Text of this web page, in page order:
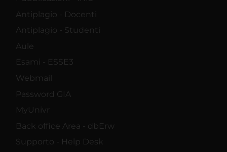
Antiplagio - Docenti
Antiplagio - Studenti
Aule
Esami - ESSE3
Webmail
Password GIA
MyUnivr
Back office Area - dbErw
Supporto - Help Desk